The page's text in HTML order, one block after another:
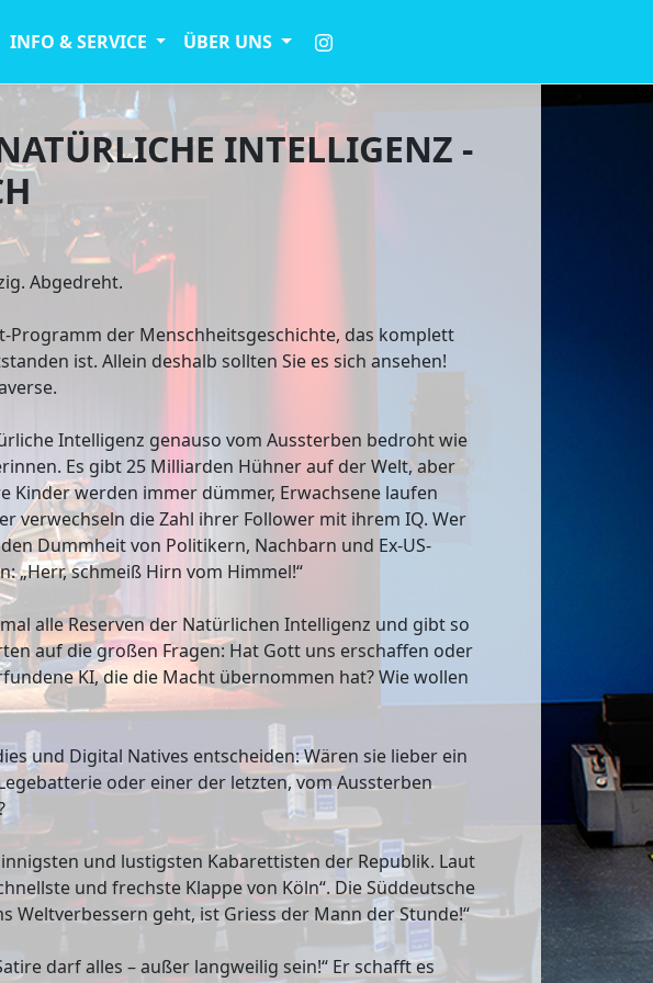
INFO & SERVICE ÜBER UNS
INTELLIGENZ -
Abgedreht.
Programm der Menschheitsgeschichte, das komplett
ist. Allein deshalb sollten Sie es sich ansehen!
Intelligenz genauso vom Aussterben bedroht wie
Es gibt 25 Milliarden Hühner auf der Welt, aber
Kinder werden immer dümmer, Erwachsene laufen
verwechseln die Zahl ihrer Follower mit ihrem IQ. Wer
Dummheit von Politikern, Nachbarn und Ex-US-
„Herr, schmeiß Hirn vom Himmel!“
alle Reserven der Natürlichen Intelligenz und gibt so
auf die großen Fragen: Hat Gott uns erschaffen oder
KI, die die Macht übernommen hat? Wie wollen
und Digital Natives entscheiden: Wären sie lieber ein
oder einer der letzten, vom Aussterben
und lustigsten Kabarettisten der Republik. Laut
und frechste Klappe von Köln“. Die Süddeutsche
Weltverbessern geht, ist Griess der Mann der Stunde!“
darf alles – außer langweilig sein!“ Er schafft es